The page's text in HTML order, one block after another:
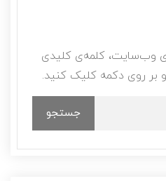
وب‌سایت، کلمه‌ی کلیدی
و بر روی دکمه کلیک کنید.
جستجو